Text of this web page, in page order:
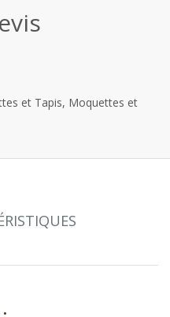
et Tapis, Moquettes et